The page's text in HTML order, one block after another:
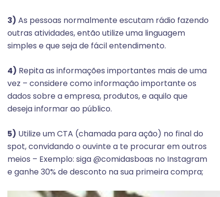
3) As pessoas normalmente escutam rádio fazendo
outras atividades, então utilize uma linguagem
simples e que seja de fácil entendimento.
4) Repita as informações importantes mais de uma
vez – considere como informação importante os
dados sobre a empresa, produtos, e aquilo que
deseja informar ao público.
5) Utilize um CTA (chamada para ação) no final do
spot, convidando o ouvinte a te procurar em outros
meios – Exemplo: siga @comidasboas no Instagram
e ganhe 30% de desconto na sua primeira compra;